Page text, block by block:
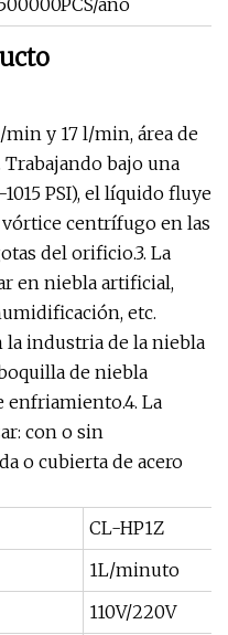
año
min y 17 l/min, área de
Trabajando bajo una
PSI), el líquido fluye
centrífugo en las
del orificio.3. La
en niebla artificial,
etc.
la industria de la niebla
de niebla
enfriamiento.4. La
con o sin
o cubierta de acero
CL-HP1Z
1L/minuto
110V/220V